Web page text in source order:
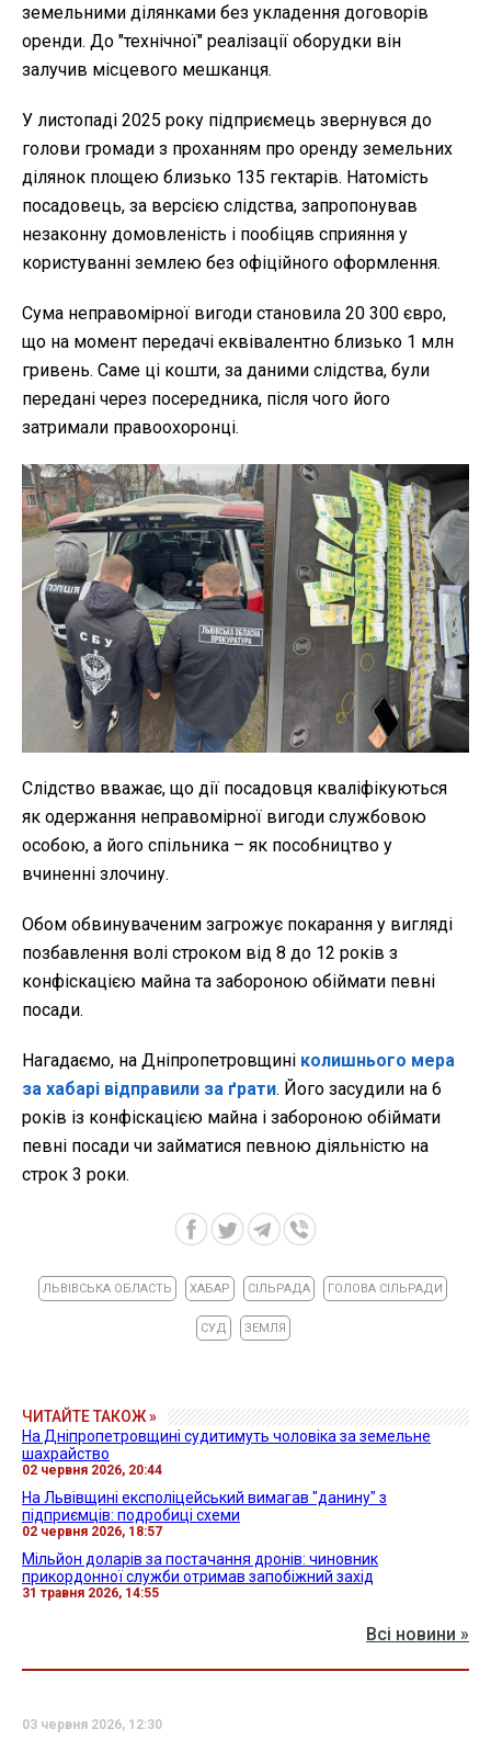
земельними ділянками без укладення договорів
оренди. До "технічної" реалізації оборудки він
залучив місцевого мешканця.
У листопаді 2025 року підприємець звернувся до
голови громади з проханням про оренду земельних
ділянок площею близько 135 гектарів. Натомість
посадовець, за версією слідства, запропонував
незаконну домовленість і пообіцяв сприяння у
користуванні землею без офіційного оформлення.
Сума неправомірної вигоди становила 20 300 євро,
що на момент передачі еквівалентно близько 1 млн
гривень. Саме ці кошти, за даними слідства, були
передані через посередника, після чого його
затримали правоохоронці.
Слідство вважає, що дії посадовця кваліфікуються
як одержання неправомірної вигоди службовою
особою, а його спільника – як пособництво у
вчиненні злочину.
Обом обвинуваченим загрожує покарання у вигляді
позбавлення волі строком від 8 до 12 років з
конфіскацією майна та забороною обіймати певні
посади.
Нагадаємо, на Дніпропетровщині колишнього мера
за хабарі відправили за ґрати. Його засудили на 6
років із конфіскацією майна і забороною обіймати
певні посади чи займатися певною діяльністю на
строк 3 роки.
ЛЬВІВСЬКА ОБЛАСТЬ ХАБАР СІЛЬРАДА ГОЛОВА СІЛЬРАДИ
СУД ЗЕМЛЯ
ЧИТАЙТЕ ТАКОЖ »
На Дніпропетровщині судитимуть чоловіка за земельне
шахрайство
02 червня 2026, 20:44
На Львівщині експоліцейський вимагав "данину" з
підприємців: подробиці схеми
02 червня 2026, 18:57
Мільйон доларів за постачання дронів: чиновник
прикордонної служби отримав запобіжний захід
31 травня 2026, 14:55
Всі новини »
03 червня 2026, 12:30